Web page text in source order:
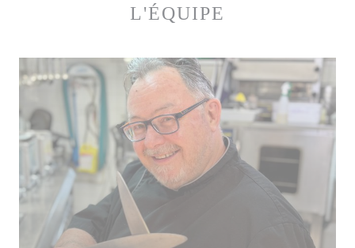
L'ÉQUIPE